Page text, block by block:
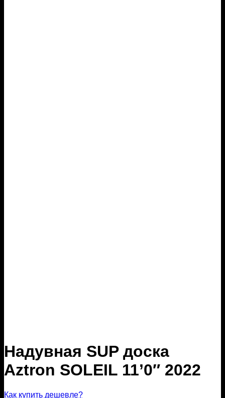
Надувная SUP доска
Aztron SOLEIL 11’0″ 2022
Как купить дешевле?